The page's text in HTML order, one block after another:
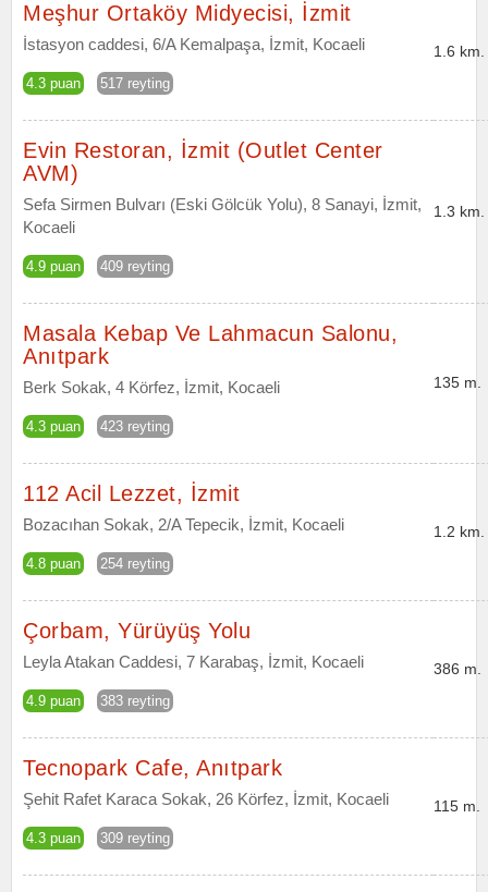
Meşhur Ortaköy Midyecisi, İzmit
İstasyon caddesi, 6/A Kemalpaşa, İzmit, Kocaeli
4.3 puan 517 reyting
1.6 km.
Evin Restoran, İzmit (Outlet Center
AVM)
Sefa Sirmen Bulvarı (Eski Gölcük Yolu), 8 Sanayi, İzmit,
Kocaeli
4.9 puan 409 reyting
1.3 km.
Masala Kebap Ve Lahmacun Salonu,
Anıtpark
Berk Sokak, 4 Körfez, İzmit, Kocaeli
4.3 puan 423 reyting
135 m.
112 Acil Lezzet, İzmit
Bozacıhan Sokak, 2/A Tepecik, İzmit, Kocaeli
4.8 puan 254 reyting
1.2 km.
Çorbam, Yürüyüş Yolu
Leyla Atakan Caddesi, 7 Karabaş, İzmit, Kocaeli
4.9 puan 383 reyting
386 m.
Tecnopark Cafe, Anıtpark
Şehit Rafet Karaca Sokak, 26 Körfez, İzmit, Kocaeli
4.3 puan 309 reyting
115 m.